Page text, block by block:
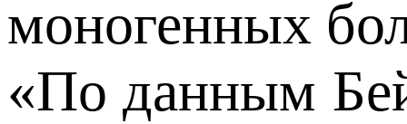
моногенных
«По данным